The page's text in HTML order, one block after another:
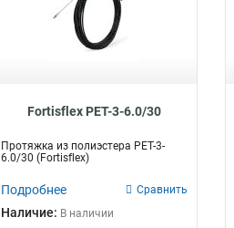
Fortisflex PET-3-6.0/30
Протяжка из полиэстера PET-3-
6.0/30 (Fortisflex)
Подробнее Сравнить
Наличие: В наличии